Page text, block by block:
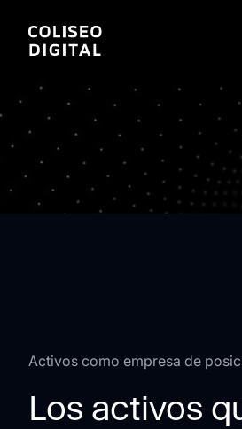
Activos como empresa de
Los activos